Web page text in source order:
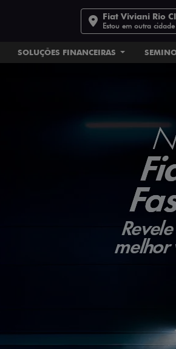
Fiat Viviani Rio
Estou em outra cidade
SOLUÇÕES FINANCEIRAS